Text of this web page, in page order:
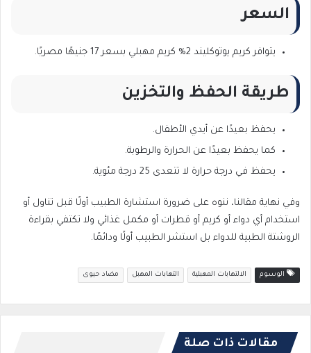
السعر
يتوافر كريم يوتوكليند 2% كريم مهبلي بسعر 17 جنيهًا مصريًا.
طريقة الحفظ والتخزين
يحفظ بعيدًا عن أيدي الأطفال.
كما يحفظ بعيدًا عن الحرارة والرطوبة.
يحفظ في درجة حرارة لا تتعدى 25 درجة مئوية.
وفي نهاية مقالنا، ننوه على ضرورة استشارة الطبيب أولًا قبل تناول أو
استخدام أي دواء أو كريم أو قطرات أو مكمل غذائي ولا تكتفي بقراءة
الروشتة الطبية للدواء بل استشر الطبيب أولًا ودائمًا.
الوسوم الالتهابات المهبلية التهابات المهبل مضاد حيوى
مقالات ذات صلة